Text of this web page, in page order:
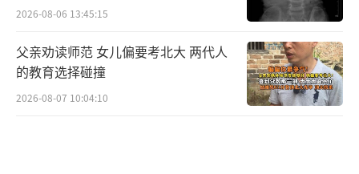
2026-08-06 13:45:15
父亲劝读师范 女儿偏要考北大 两代人
的教育选择碰撞
2026-08-07 10:04:10